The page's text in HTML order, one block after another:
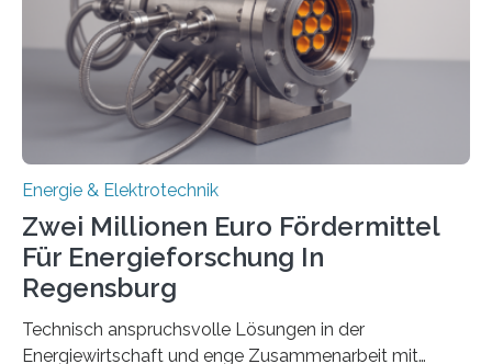
(EE-Anlagen) ist entscheidend für die Energiewende.
Denn ohne Anschluss an das Netz kann kein Strom
eingespeist werden. Nach dem Erneuerbare-Energien-
Gesetz (EEG) sind Netzbetreiber…
Energie & Elektrotechnik
Zwei Millionen Euro Fördermittel
Für Energieforschung In
Regensburg
Technisch anspruchsvolle Lösungen in der
Energiewirtschaft und enge Zusammenarbeit mit